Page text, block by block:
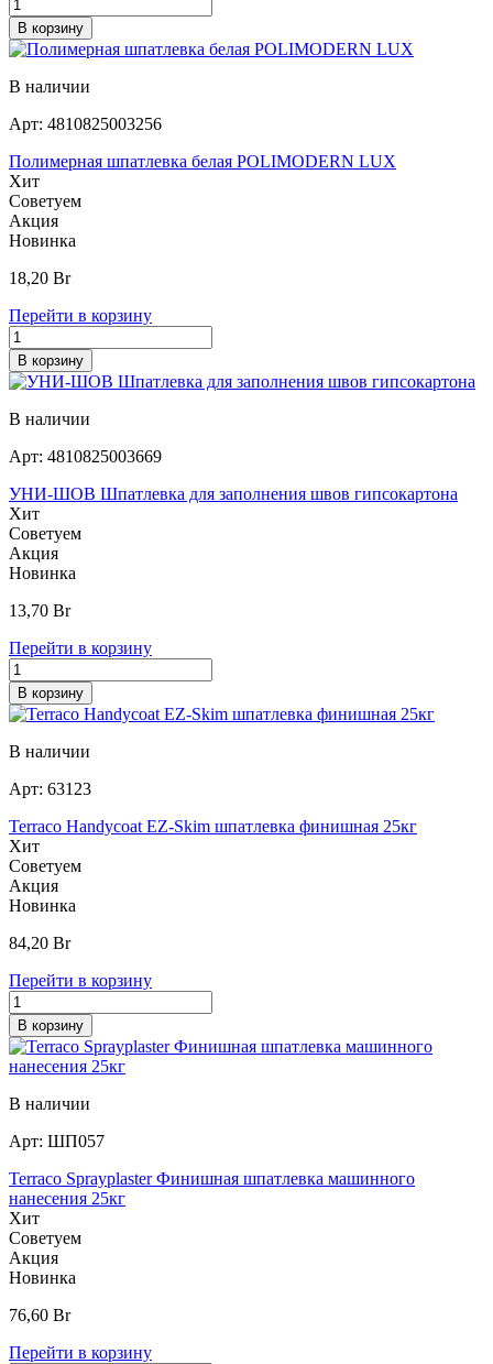
В корзину
В наличии
Арт: 4810825003256
Полимерная шпатлевка белая POLIMODERN LUX
Хит
Советуем
Акция
Новинка
18,20 Br
Перейти в корзину
В корзину
В наличии
Арт: 4810825003669
УНИ-ШОВ Шпатлевка для заполнения швов гипсокартона
Хит
Советуем
Акция
Новинка
13,70 Br
Перейти в корзину
В корзину
В наличии
Арт: 63123
Terraco Handycoat EZ-Skim шпатлевка финишная 25кг
Хит
Советуем
Акция
Новинка
84,20 Br
Перейти в корзину
В корзину
В наличии
Арт: ШП057
Terraco Sprayplaster Финишная шпатлевка машинного
нанесения 25кг
Хит
Советуем
Акция
Новинка
76,60 Br
Перейти в корзину